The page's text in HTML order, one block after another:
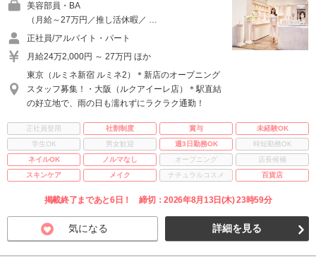
美容部員・BA
（月給～27万円／推し活休暇／ …
正社員/アルバイト・パート
月給24万2,000円 ～ 27万円 ほか
東京（ルミネ新宿 ルミネ2）＊新店のオープニング
スタッフ募集！・大阪（ルクアイーレ店）＊駅直結
の好立地で、雨の日も濡れずにラクラク通勤！
正社員登用 社割制度 賞与
未経験OK
学生OK
男女歓迎 週3日勤務OK
時短勤務OK
ネイルOK
ノルマなし オープニング
店長候補
スキンケア
メイク ナチュラルコスメ 百貨店
掲載終了まであと6日！ 締切：2026年8月13日(木) 23時59分
気になる 詳細を見る